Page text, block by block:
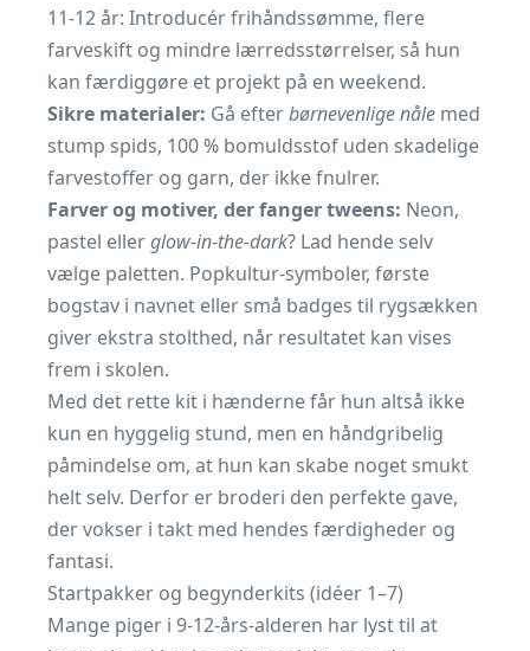
11-12 år: Introducér frihåndssømme, flere
farveskift og mindre lærredsstørrelser, så hun
kan færdiggøre et projekt på en weekend.
Sikre materialer: Gå efterbørnevenlige nåle med
stump spids, 100 % bomuldsstof uden skadelige
farvestoffer og garn, der ikke fnulrer.
Farver og motiver, der fanger tweens: Neon,
pastel ellerglow-in-the-dark? Lad hende selv
vælge paletten. Popkultur-symboler, første
bogstav i navnet eller små badges til rygsækken
giver ekstra stolthed, når resultatet kan vises
frem i skolen.
Med det rette kit i hænderne får hun altså ikke
kun en hyggelig stund, men en håndgribelig
påmindelse om, at hun kan skabe noget smukt
helt selv. Derfor er broderi den perfekte gave,
der vokser i takt med hendes færdigheder og
fantasi.
Startpakker og begynderkits (idéer 1–7)
Mange piger i 9-12-års-alderen har lyst til at